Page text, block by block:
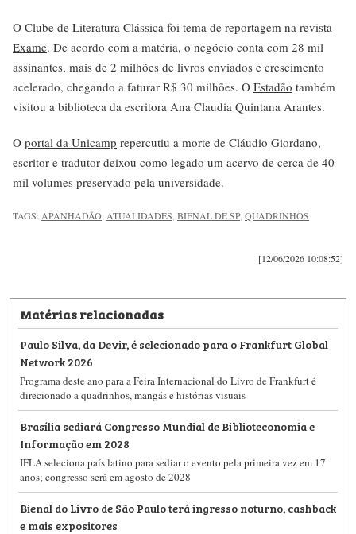
O Clube de Literatura Clássica foi tema de reportagem na revista
Exame. De acordo com a matéria, o negócio conta com 28 mil
assinantes, mais de 2 milhões de livros enviados e crescimento
acelerado, chegando a faturar R$ 30 milhões. O Estadão também
visitou a biblioteca da escritora Ana Claudia Quintana Arantes.
O portal da Unicamp repercutiu a morte de Cláudio Giordano,
escritor e tradutor deixou como legado um acervo de cerca de 40
mil volumes preservado pela universidade.
TAGS: APANHADÃO ATUALIDADES BIENAL DE SP, QUADRINHOS
[12/06/2026 10:08:52]
Matérias relacionadas
Paulo Silva, da Devir, é selecionado para o Frankfurt Global
Network 2026
Programa deste ano para a Feira Internacional do Livro de Frankfurt é
direcionado a quadrinhos, mangás e histórias visuais
Brasília sediará Congresso Mundial de Biblioteconomia e
Informação em 2028
IFLA seleciona país latino para sediar o evento pela primeira vez em 17
anos; congresso será em agosto de 2028
Bienal do Livro de São Paulo terá ingresso noturno, cashback
e mais expositores